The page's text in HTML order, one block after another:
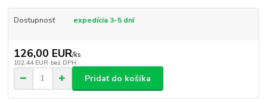
Dostupnosť expedícia 3-5 dní
126,00 EUR/ks
102,44 EUR bez DPH
Pridať do košíka